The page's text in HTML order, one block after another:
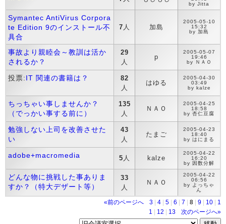
by Jitta
Symantec AntiVirus Corpora
te Edition 9のインストール不
具合
7 人 加島
2005-05-10
15:32
by 加島
事故より親睦会～教訓は活か
されるか？
29
人
p
2005-05-07
19:46
by ＮＡＯ
投票:IT 関連の書籍は？
82
人
はゆる
2005-04-30
03:49
by kalze
ちっちゃい事しませんか？
（でっかい事する前に）
135
人
ＮＡＯ
2005-04-25
18:58
by 杏仁豆腐
勉強しない上司を改善させた
い
43
人
たまご
2005-04-23
18:40
by はにまる
adobe+macromedia 5 人 kalze
2005-04-22
16:20
by 因数分解
どんな物に挑戦した事ありま
すか？（特大デザート等）
33
人
ＮＡＯ
2005-04-22
06:56
by よっちゃ
ん
«前のページへ 3 4 5 6 7 8 9 10
1
1
12 13 次のページへ»